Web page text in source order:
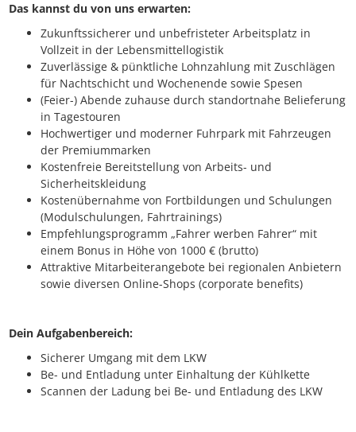
Das kannst du von uns erwarten:
Zukunftssicherer und unbefristeter Arbeitsplatz in
Vollzeit in der Lebensmittellogistik
Zuverlässige & pünktliche Lohnzahlung mit Zuschlägen
für Nachtschicht und Wochenende sowie Spesen
(Feier-) Abende zuhause durch standortnahe Belieferung
in Tagestouren
Hochwertiger und moderner Fuhrpark mit Fahrzeugen
der Premiummarken
Kostenfreie Bereitstellung von Arbeits- und
Sicherheitskleidung
Kostenübernahme von Fortbildungen und Schulungen
(Modulschulungen, Fahrtrainings)
Empfehlungsprogramm „Fahrer werben Fahrer“ mit
einem Bonus in Höhe von 1000 € (brutto)
Attraktive Mitarbeiterangebote bei regionalen Anbietern
sowie diversen Online-Shops (corporate benefits)
Dein Aufgabenbereich:
Sicherer Umgang mit dem LKW
Be- und Entladung unter Einhaltung der Kühlkette
Scannen der Ladung bei Be- und Entladung des LKW